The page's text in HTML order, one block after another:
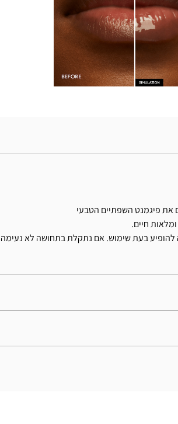
את פיגמנט השפתיים הטבעי
חיים.
בעת שימוש. אם נתקלת בתחושה לא